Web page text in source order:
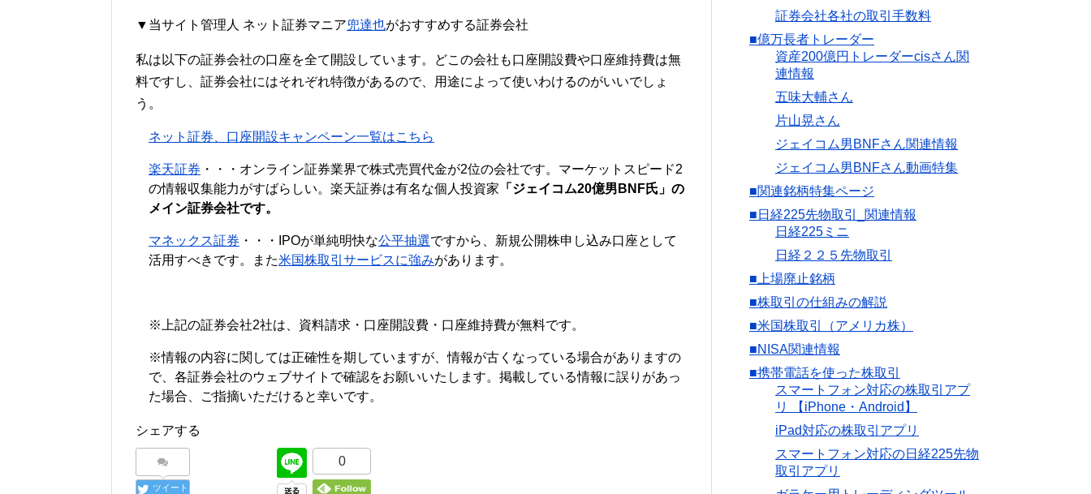
▼当サイト管理人 ネット証券マニア兜達也がおすすめする証券会社
私は以下の証券会社の口座を全て開設しています。どこの会社も口座開設費や口座維持費は無
料ですし、証券会社にはそれぞれ特徴があるので、用途によって使いわけるのがいいでしょ
う。
ネット証券、口座開設キャンペーン一覧はこちら
楽天証券 ・・・オンライン証券業界で株式売買代金が2位の会社です。マーケットスピード2
の情報収集能力がすばらしい。楽天証券は有名な個人投資家 「ジェイコム20億男BNF氏」の
メイン証券会社です。
マネックス証券 ・・・IPOが単純明快な公平抽選ですから、新規公開株申し込み口座として
活用すべきです。また米国株取引サービスに強みがあります。
※上記の証券会社2社は、資料請求・口座開設費・口座維持費が無料です。
※情報の内容に関しては正確性を期していますが、情報が古くなっている場合がありますの
で、各証券会社のウェブサイトで確認をお願いいたします。掲載している情報に誤りがあっ
た場合、ご指摘いただけると幸いです。
シェアする
ツイート
0
証券会社各社の取引手数料
■億万長者トレーダー
資産200億円トレーダーcisさん関
連情報
五味大輔さん
片山晃さん
ジェイコム男BNFさん関連情報
ジェイコム男BNFさん動画特集
■関連銘柄特集ページ
■日経225先物取引_関連情報
日経225ミニ
日経２２５先物取引
■上場廃止銘柄
■株取引の仕組みの解説
■米国株取引（アメリカ株）
■NISA関連情報
■携帯電話を使った株取引
スマートフォン対応の株取引アプ
リ 【iPhone・Android】
iPad対応の株取引アプリ
スマートフォン対応の日経225先物
取引アプリ